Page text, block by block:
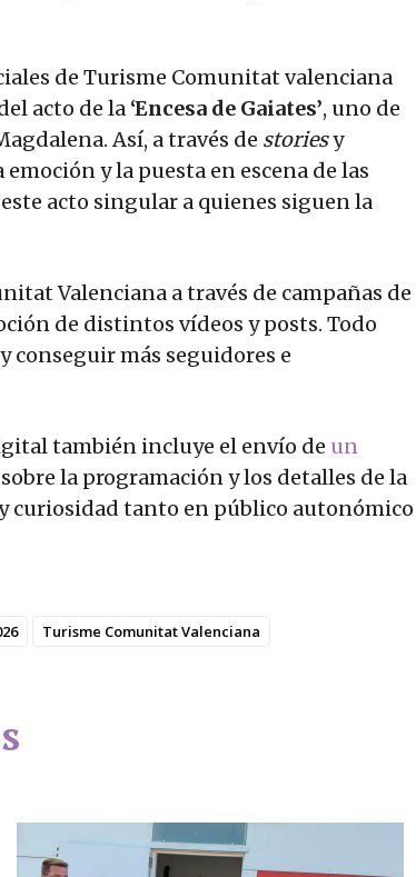
de Turisme Comunitat valenciana
acto de la ‘Encesa de Gaiates’, uno de
Así, a través de storiesy
y la puesta en escena de las
acto singular a quienes siguen la
Valenciana a través de campañas de
de distintos vídeos y posts. Todo
conseguir más seguidores e
también incluye el envío de un
la programación y los detalles de la
curiosidad tanto en público autonómico
Turisme Comunitat Valenciana